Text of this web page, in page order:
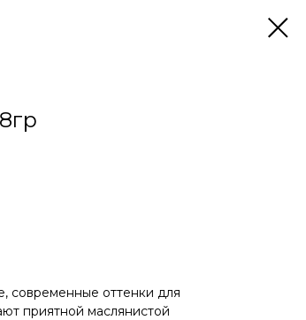
современные оттенки для
приятной маслянистой